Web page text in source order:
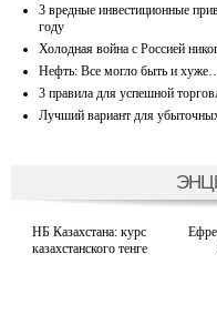
3 вредные инвестиционные
году
Холодная война с Россией
Нефть: Все могло быть и хуже…
3 правила для успешной
Лучший вариант для
НБ Казахстана: курс
казахстанского тенге